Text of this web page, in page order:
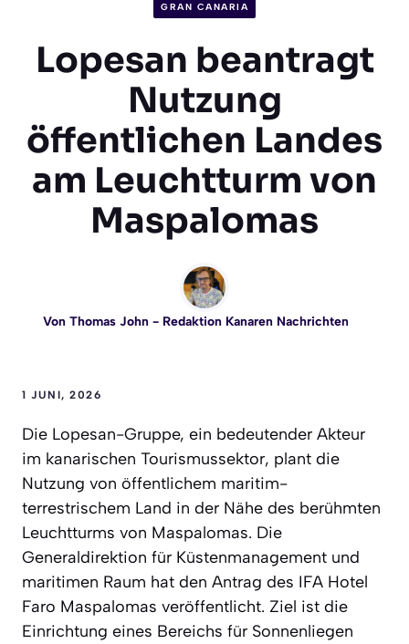
GRAN CANARIA
Lopesan beantragt
Nutzung
öffentlichen Landes
am Leuchtturm von
Maspalomas
Von Thomas John- Redaktion Kanaren Nachrichten
1 JUNI, 2026
Die Lopesan-Gruppe, ein bedeutender Akteur
im kanarischen Tourismussektor, plant die
Nutzung von öffentlichem maritim-
terrestrischem Land in der Nähe des berühmten
Leuchtturms von Maspalomas. Die
Generaldirektion für Küstenmanagement und
maritimen Raum hat den Antrag des IFA Hotel
Faro Maspalomas veröffentlicht. Ziel ist die
Einrichtung eines Bereichs für Sonnenliegen